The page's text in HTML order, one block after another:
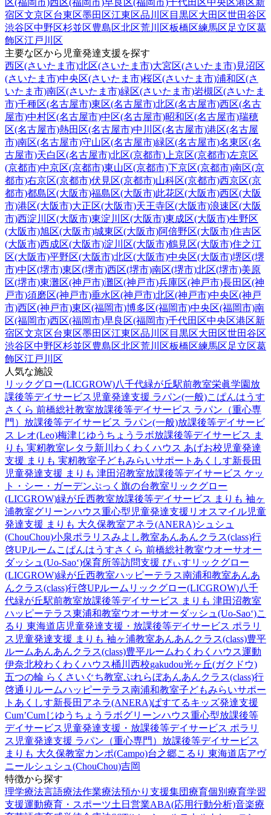
宿区文京区台東区墨田区江東区品川区 目黒区大田区世田谷区
渋谷区中野区杉並区豊島区北区荒川区板橋区練馬区足立区葛
飾区江戸川区
主要な区から児童発達支援を探す
西区(さいたま市)北区(さいたま市)大宮区(さいたま市)見沼区
(さいたま市)中央区(さいたま市)桜区(さいたま市)浦和区(さ
いたま市)南区(さいたま市)緑区(さいたま市)岩槻区(さいたま
市)千種区(名古屋市)東区(名古屋市)北区(名古屋市)西区(名古
屋市)中村区(名古屋市)中区(名古屋市)昭和区(名古屋市)瑞穂
区(名古屋市)熱田区(名古屋市)中川区(名古屋市)港区(名古屋
市)南区(名古屋市)守山区(名古屋市)緑区(名古屋市)名東区(名
古屋市)天白区(名古屋市)北区(京都市) 上京区(京都市)左京区
(京都市)中京区(京都市)東山区(京都市)下京区(京都市)南区(京
都市)右京区(京都市)伏見区(京都市)山科区(京都市)西京区(京
都市)都島区(大阪市)福島区(大阪市)此花区(大阪市)西区(大阪
市)港区(大阪市)大正区(大阪市)天王寺区(大阪市)浪速区(大阪
市)西淀川区(大阪市)東淀川区(大阪市)東成区(大阪市)生野区
(大阪市)旭区(大阪市)城東区(大阪市)阿倍野区(大阪市)住吉区
(大阪市)西成区(大阪市)淀川区(大阪市)鶴見区(大阪市)住之江
区(大阪市)平野区(大阪市)北区(大阪市)中央区(大阪市)堺区(堺
市)中区(堺市)東区(堺市)西区(堺市)南区(堺市)北区(堺市)美原
区(堺市)東灘区(神戸市)灘区(神戸市)兵庫区(神戸市)長田区(神
戸市)須磨区(神戸市)垂水区(神戸市)北区(神戸市)中央区(神戸
市)西区(神戸市)東区(福岡市)博多区(福岡市)中央区(福岡市)南
区(福岡市)西区(福岡市)早良区(福岡市)千代田区中央区港区新
宿区文京区台東区墨田区江東区品川区 目黒区大田区世田谷区
渋谷区中野区杉並区豊島区北区荒川区板橋区練馬区足立区葛
飾区江戸川区
人気な施設
リックグロー(LICGROW)八千代緑が丘駅前教室栄眞学園放
課後等デイサービス 児童発達支援 ラパン(一般)こぱんはうす
さくら 前橋総社教室放課後等デイサービス ラパン（重心専
門） 放課後等デイサービス ラパン(一般)放課後等デイサービ
ス レオ(Leo)梅津じゆうちょうラボ放課後等デイサービス ま
りも 実籾教室レタラ新川 わくわくハウス あげお校 児童発達
支援 まりも 実籾教室子どもみらいサポートあくしす新長田
児童発達支援 まりも 津田沼教室放課後等デイサービス ケッ
ト・シー・ガーデンぷっく旗の台教室 リックグロー
(LICGROW)緑が丘西教室放課後等デイサービス まりも 袖ヶ
浦教室グリーンハウス重心型児童発達支援 リオスマイル児童
発達支援 まりも 大久保教室アネラ(ANERA)シュシュ
(ChouChou)小泉ポラリスみよし教室あんあんクラス(class)行
啓UPルーム こぱんはうすさくら 前橋総社教室ウオーサオー
ダッシュ(Uo-Sao‘)保育所等訪問支援 ぴぃす リックグロー
(LICGROW)緑が丘西教室ハッピーテラス南浦和教室あんあ
んクラス(class)行啓UPルーム リックグロー(LICGROW)八千
代緑が丘駅前教室放課後等デイサービス まりも 津田沼教室
ハッピーテラス東浦和教室ウオーサオーダッシュ(Uo-Sao‘)こ
るり 東海道店児童発達支援・放課後等デイサービス ポラリ
ス 児童発達支援 まりも 袖ヶ浦教室あんあんクラス(class)豊平
ルームあんあんクラス(class)豊平ルームわくわくハウス運動
伊奈北校わくわくハウス桶川西校gakudou光ヶ丘(ガクドウ)
五つの輪 らくさいぐち教室ぷれらぼあんあんクラス(class)行
啓通りルームハッピーテラス南浦和教室子どもみらいサポー
トあくしす新長田 アネラ(ANERA)ぱすてるキッズ発達支援
Cum’Cumじゆうちょうラボグリーンハウス重心型放課後等
デイサービス 児童発達支援・放課後等デイサービス ポラリ
ス 児童発達支援 ラパン（重心専門） 放課後等デイサービス
まりも 大久保教室カンポ(Campo)台之郷こるり 東海道店アヴ
ニールシュシュ(ChouChou)吉岡
特徴から探す
理学療法言語療法作業療法預かり支援集団療育個別療育学習
支援運動療育・スポーツ土日営業ABA(応用行動分析)音楽療